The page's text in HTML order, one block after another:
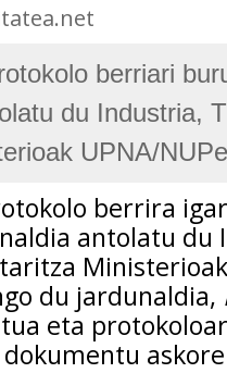
berriari
du Industria,
UPNA/
berrira
antolatu du
Ministerioak
du jardunaldia,
eta